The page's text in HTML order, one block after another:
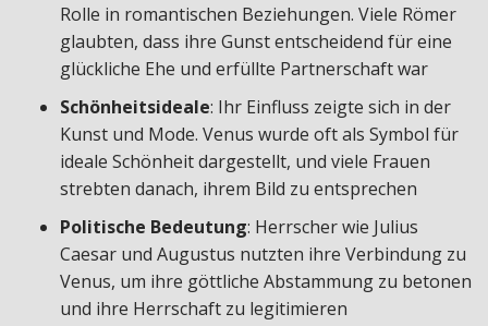
Rolle in romantischen Beziehungen. Viele Römer
glaubten, dass ihre Gunst entscheidend für eine
glückliche Ehe und erfüllte Partnerschaft war
Schönheitsideale: Ihr Einfluss zeigte sich in der
Kunst und Mode. Venus wurde oft als Symbol für
ideale Schönheit dargestellt, und viele Frauen
strebten danach, ihrem Bild zu entsprechen
Politische Bedeutung: Herrscher wie Julius
Caesar und Augustus nutzten ihre Verbindung zu
Venus, um ihre göttliche Abstammung zu betonen
und ihre Herrschaft zu legitimieren